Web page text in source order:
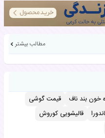
مطالب بیشتر
خون بند ناف
قیمت گوشی
قالیشویی کوروش